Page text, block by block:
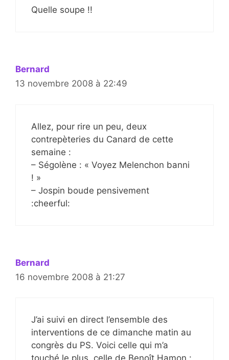
Quelle soupe !!
Bernard
13 novembre 2008 à 22:49
Allez, pour rire un peu, deux
contrepèteries du Canard de cette
semaine :
– Ségolène : « Voyez Melenchon banni
! »
– Jospin boude pensivement
:cheerful:
Bernard
16 novembre 2008 à 21:27
J’ai suivi en direct l’ensemble des
interventions de ce dimanche matin au
congrès du PS. Voici celle qui m’a